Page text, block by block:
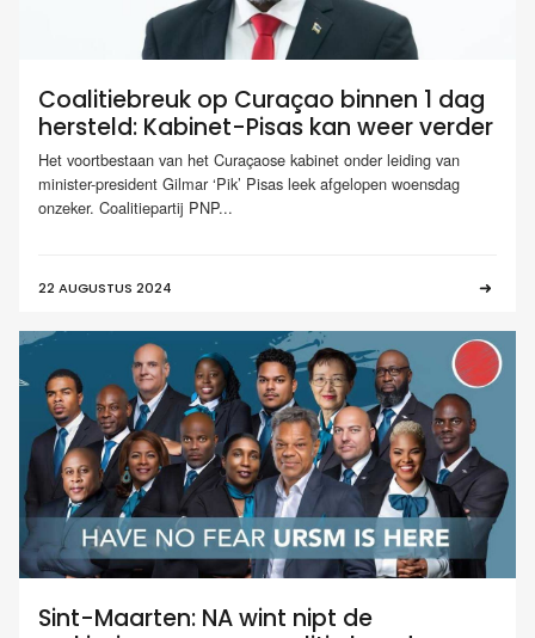
Coalitiebreuk op Curaçao binnen 1 dag
hersteld: Kabinet-Pisas kan weer verder
Het voortbestaan van het Curaçaose kabinet onder leiding van
minister-president Gilmar ‘Pik’ Pisas leek afgelopen woensdag
onzeker. Coalitiepartij PNP...
22 AUGUSTUS 2024
Sint-Maarten: NA wint nipt de